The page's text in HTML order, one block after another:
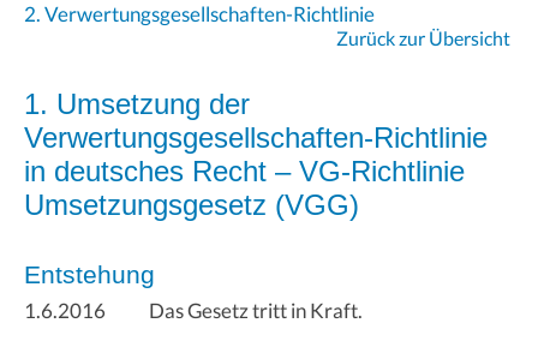
2. Verwertungsgesellschaften-Richtlinie
Zurück zur Übersicht
1. Umsetzung der
Verwertungsgesellschaften-Richtlinie
in deutsches Recht – VG-Richtlinie
Umsetzungsgesetz (VGG)
Entstehung
1.6.2016 Das Gesetz tritt in Kraft.